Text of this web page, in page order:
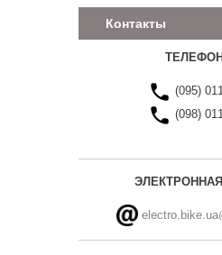
Контакты
(095)
(098)